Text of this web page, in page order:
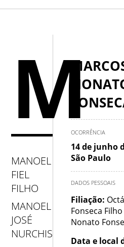
P . Q .R.S.
W
.X. Y.Z
M
MANOEL
FIEL
FILHO
MANOEL
JOSÉ
NURCHIS
OCORRÊNCIA
14 de junho
São Paulo
DADOS PESSOAIS
Filiação:
Fonseca
Nonato
Data e local